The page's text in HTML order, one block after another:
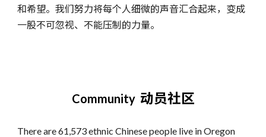
和希望。我们努力将每个人细微的声音汇合起来，变成
一股不可忽视、不能压制的力量。
Community 动员社区
There are 61,573 ethnic Chinese people live in Oregon